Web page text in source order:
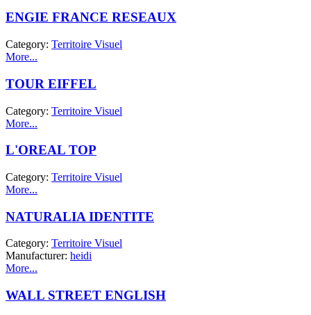
ENGIE FRANCE RESEAUX
Category: Territoire Visuel
More...
TOUR EIFFEL
Category: Territoire Visuel
More...
L'OREAL TOP
Category: Territoire Visuel
More...
NATURALIA IDENTITE
Category: Territoire Visuel
Manufacturer: heidi
More...
WALL STREET ENGLISH